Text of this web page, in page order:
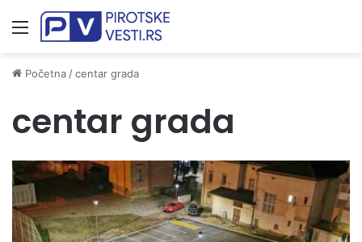
Meni
Početna /centar grada
centar grada